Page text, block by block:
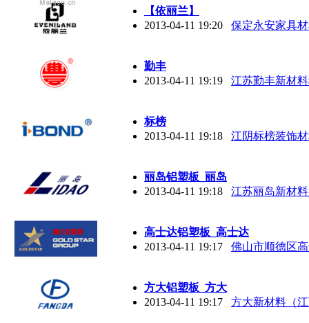
【依丽兰】
2013-04-11 19:20
保定永安家具
勤丰
2013-04-11 19:19
江苏勤丰新材
标榜
2013-04-11 19:18
江阴标榜装饰
丽岛铝塑板_丽岛
2013-04-11 19:18
江苏丽岛新材
高士达铝塑板_高士达
2013-04-11 19:17
佛山市顺德区
方大铝塑板_方大
2013-04-11 19:17
方大新材料（